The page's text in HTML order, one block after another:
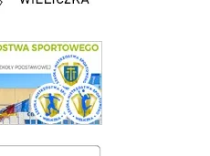
na bis